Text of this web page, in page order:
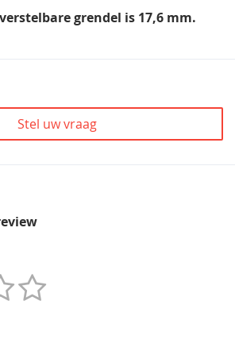
grendel is 17,6 mm.
Stel uw vraag